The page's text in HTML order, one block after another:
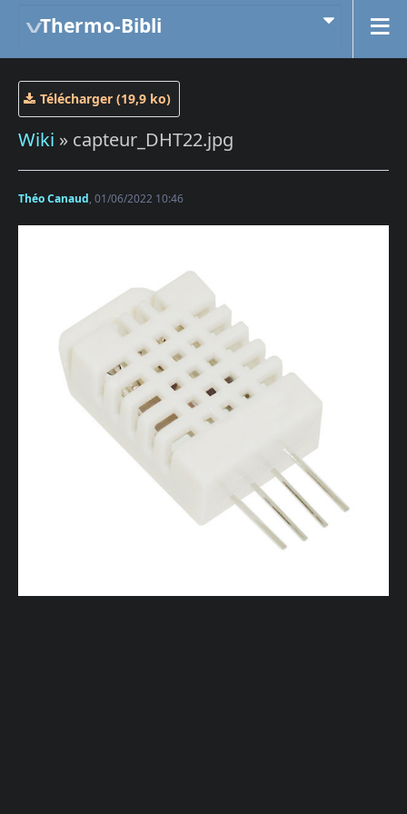
Thermo-Bibli
Télécharger (19,9 ko)
Wiki » capteur_DHT22.jpg
Théo Canaud, 01/06/2022 10:46